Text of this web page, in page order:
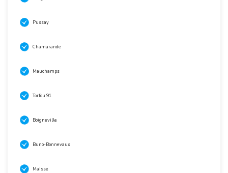
Pussay
Chamarande
Mauchamps
Torfou 91
Boigneville
Buno-Bonnevaux
Maisse